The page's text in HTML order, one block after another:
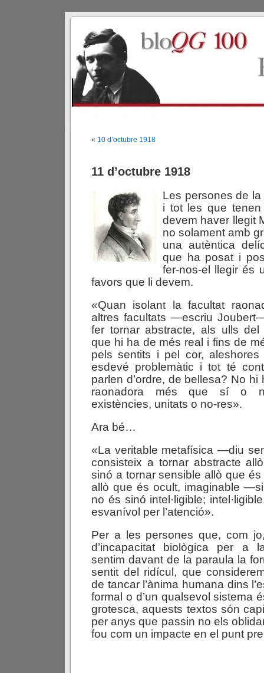
« 10 d’octubre 1918
11 d’octubre 1918
Les persones de
i tot les que
devem haver llegit
no solament amb
una autèntica
que ha posat i
fer-nos-el llegir és
favors que li devem.
«Quan isolant la facultat
altres facultats —escriu
fer tornar abstracte, als ulls del
que hi ha de més real i fins de
pels sentits i pel cor,
esdevé problemàtic i tot té
parlen d’ordre, de bellesa? No
raonadora més que sí o
existències, unitats o no-res».
Ara bé…
«La veritable metafísica —diu
consisteix a tornar abstracte
sinó a tornar sensible allò que
allò que és ocult, imaginable
no és sinó intel·ligible;
esvanívol per l’atenció».
Per a les persones que, com
d’incapacitat biològica per a
sentim davant de la paraula la
sentit del ridícul, que
de tancar l’ànima humana dins
formal o d’un qualsevol sistema
grotesca, aquests textos són
per anys que passin no els
fou com un impacte en el punt